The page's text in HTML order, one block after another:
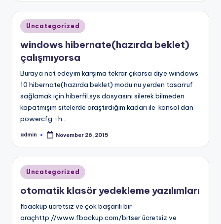
Posted
in
Uncategorized
windows hibernate(hazırda beklet)
çalışmıyorsa
Buraya not edeyim karşıma tekrar çıkarsa diye windows
10 hibernate(hazırda beklet) modu nu yerden tasarruf
sağlamak için hiberfil.sys dosyasını silerek bilmeden
kapatmışım sitelerde araştırdığım kadarı ile konsol dan
powercfg -h…
Posted
admin November 26, 2015
Posted
in
Uncategorized
otomatik klasör yedekleme yazılımları
fbackup ücretsiz ve çok başarılı bir
araçhttp://www.fbackup.com/bitser ücretsiz ve